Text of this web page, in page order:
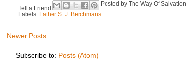
Tell a Friend
Posted by The Way Of Salvation
Labels: Father S. J. Berchmans
Newer Posts
Subscribe to: Posts (Atom)